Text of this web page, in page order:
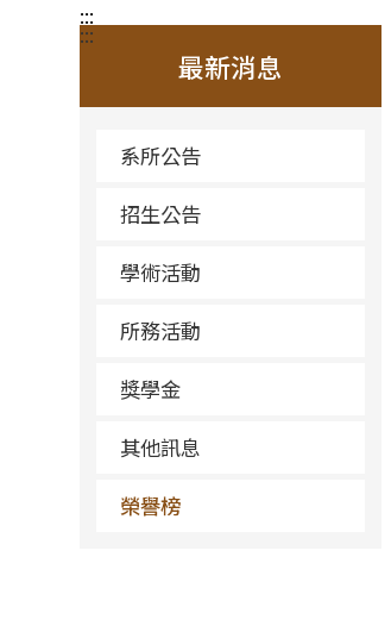
:::
最新消息
系所公告
招生公告
學術活動
所務活動
獎學金
其他訊息
榮譽榜
:::